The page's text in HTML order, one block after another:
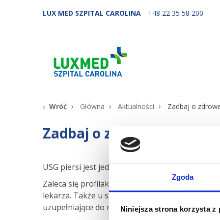
Zgoda
Niniejsza strona korzysta z
LUX MED SZPITAL CAROLINA +48 22 35 58 200
Wróć Główna Aktualności Zadbaj o
Zadbaj o zdrowe piersi!
USG piersi jest jednym z najważniejszych
Zaleca się profilaktyczne badanie USG piersi
lekarza. Także u starszych kobiet, których
uzupełniające do mammografii.